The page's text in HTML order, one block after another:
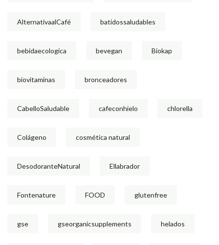
AlternativaalCafé batidossaludables
bebidaecologica bevegan Biokap
biovitaminas bronceadores
CabelloSaludable cafeconhielo chlorella
Colágeno cosmética natural
DesodoranteNatural Ellabrador
Fontenature FOOD glutenfree
gse gseorganicsupplements helados